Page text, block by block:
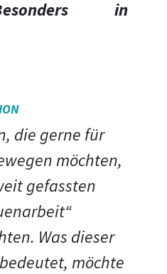
in
die gerne für
möchten,
gefassten
Was dieser
möchte